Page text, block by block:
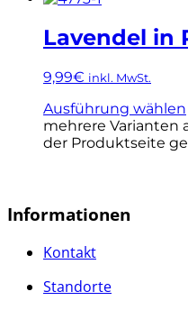
Lavendel in
9,99€ inkl. MwSt.
Ausführung wählen
mehrere Varianten
der Produktseite
Informationen
Kontakt
Standorte